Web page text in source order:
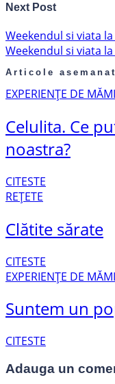
Next Post
Weekendul si viata
Weekendul si viata
Articole
EXPERIENȚE DE
Celulita. Ce
noastra?
CITESTE
REȚETE
Clătite sărate
CITESTE
EXPERIENȚE DE
Suntem un
CITESTE
Adauga un